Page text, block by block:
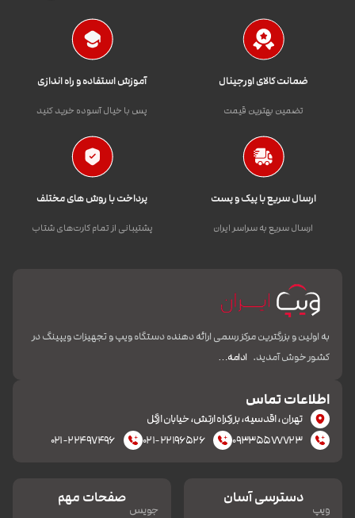
ضمانت کالای اورجینال
تضمین بهترین قیمت
آموزش استفاده و راه اندازی
پس با خیال آسوده خرید کنید
ارسال سریع با پیک و پست
ارسال سریع به سراسر ایران
پرداخت با روش های مختلف
پشتیبانی از تمام کارت‌های شتاب
به اولین و بزرگترین مرکز رسمی ارائه دهنده دستگاه ویپ و تجهیزات ویپینگ در
کشور خوش آمدید. ادامه…
اطلاعات تماس
تهران، اقدسیه، بزرکراه ارتش، خیابان ازگل
۰۹۳۳۵۵۷۷۷۲۳
۰۲۱-۲۲۱۹۶۵۲۶ ۰۲۱-۲۲۴۹۷۴۹۶
دسترسی آسان
ویپ
صفحات مهم
جویس